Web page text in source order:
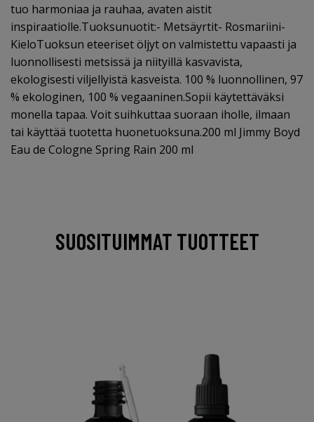
tuo harmoniaa ja rauhaa, avaten aistit
inspiraatiolle.Tuoksunuotit:- Metsäyrtit- Rosmariini-
KieloTuoksun eteeriset öljyt on valmistettu vapaasti ja
luonnollisesti metsissä ja niityillä kasvavista,
ekologisesti viljellyistä kasveista. 100 % luonnollinen, 97
% ekologinen, 100 % vegaaninen.Sopii käytettäväksi
monella tapaa. Voit suihkuttaa suoraan iholle, ilmaan
tai käyttää tuotetta huonetuoksuna.200 ml Jimmy Boyd
Eau de Cologne Spring Rain 200 ml
SUOSITUIMMAT TUOTTEET